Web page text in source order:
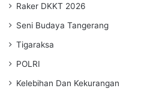
Raker DKKT 2026
Seni Budaya Tangerang
Tigaraksa
POLRI
Kelebihan Dan Kekurangan